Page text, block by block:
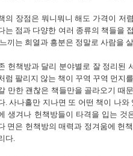
의 장점은 뭐니뭐니 해도 가격이 저
는 점과 다양한 여러 종류의 책들을
끼는 희열과 흥분은 정말로 사람을
헌책방과 달리 분야별로 잘 정리된
럼 팔리지 않는 책이 꾸역 꾸역 먼지
만한 괜찮은 책들만을 골라오기 때
. 사나흘만 지나면 또 어떤 책이 나
생겨나 헌책방들이 타격을 입는 것
면은 헌책방의 매력과 정겨움에 헌
다.